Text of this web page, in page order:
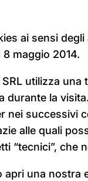
ai sensi
8 maggio 2014.
SRL utilizza
durante la
nei successivi
alle quali
“tecnici”, che
una